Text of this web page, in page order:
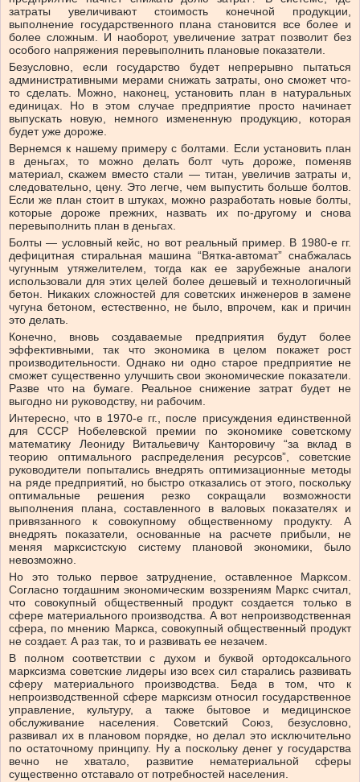
затраты увеличивают стоимость конечной продукции,
выполнение государственного плана становится все более и
более сложным. И наоборот, увеличение затрат позволит без
особого напряжения перевыполнить плановые показатели.
Безусловно, если государство будет непрерывно пытаться
административными мерами снижать затраты, оно сможет что-
то сделать. Можно, наконец, установить план в натуральных
единицах. Но в этом случае предприятие просто начинает
выпускать новую, немного измененную продукцию, которая
будет уже дороже.
Вернемся к нашему примеру с болтами. Если установить план
в деньгах, то можно делать болт чуть дороже, поменяв
материал, скажем вместо стали — титан, увеличив затраты и,
следовательно, цену. Это легче, чем выпустить больше болтов.
Если же план стоит в штуках, можно разработать новые болты,
которые дороже прежних, назвать их по-другому и снова
перевыполнить план в деньгах.
Болты — условный кейс, но вот реальный пример. В 1980-е гг.
дефицитная стиральная машина “Вятка-автомат” снабжалась
чугунным утяжелителем, тогда как ее зарубежные аналоги
использовали для этих целей более дешевый и технологичный
бетон. Никаких сложностей для советских инженеров в замене
чугуна бетоном, естественно, не было, впрочем, как и причин
это делать.
Конечно, вновь создаваемые предприятия будут более
эффективными, так что экономика в целом покажет рост
производительности. Однако ни одно старое предприятие не
сможет существенно улучшить свои экономические показатели.
Разве что на бумаге. Реальное снижение затрат будет не
выгодно ни руководству, ни рабочим.
Интересно, что в 1970-е гг., после присуждения единственной
для СССР Нобелевской премии по экономике советскому
математику Леониду Витальевичу Канторовичу “за вклад в
теорию оптимального распределения ресурсов”, советские
руководители попытались внедрять оптимизационные методы
на ряде предприятий, но быстро отказались от этого, поскольку
оптимальные решения резко сокращали возможности
выполнения плана, составленного в валовых показателях и
привязанного к совокупному общественному продукту. А
внедрять показатели, основанные на расчете прибыли, не
меняя марксистскую систему плановой экономики, было
невозможно.
Но это только первое затруднение, оставленное Марксом.
Согласно тогдашним экономическим воззрениям Маркс считал,
что совокупный общественный продукт создается только в
сфере материального производства. А вот непроизводственная
сфера, по мнению Маркса, совокупный общественный продукт
не создает. А раз так, то и развивать ее незачем.
В полном соответствии с духом и буквой ортодоксального
марксизма советские лидеры изо всех сил старались развивать
сферу материального производства. Беда в том, что к
непроизводственной сфере марксизм относил государственное
управление, культуру, а также бытовое и медицинское
обслуживание населения. Советский Союз, безусловно,
развивал их в плановом порядке, но делал это исключительно
по остаточному принципу. Ну а поскольку денег у государства
вечно не хватало, развитие нематериальной сферы
существенно отставало от потребностей населения.